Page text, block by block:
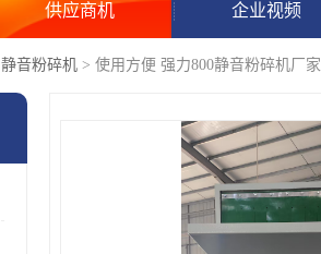
供应商机 企业视频
静音粉碎机 > 使用方便 强力800静音粉碎机厂家